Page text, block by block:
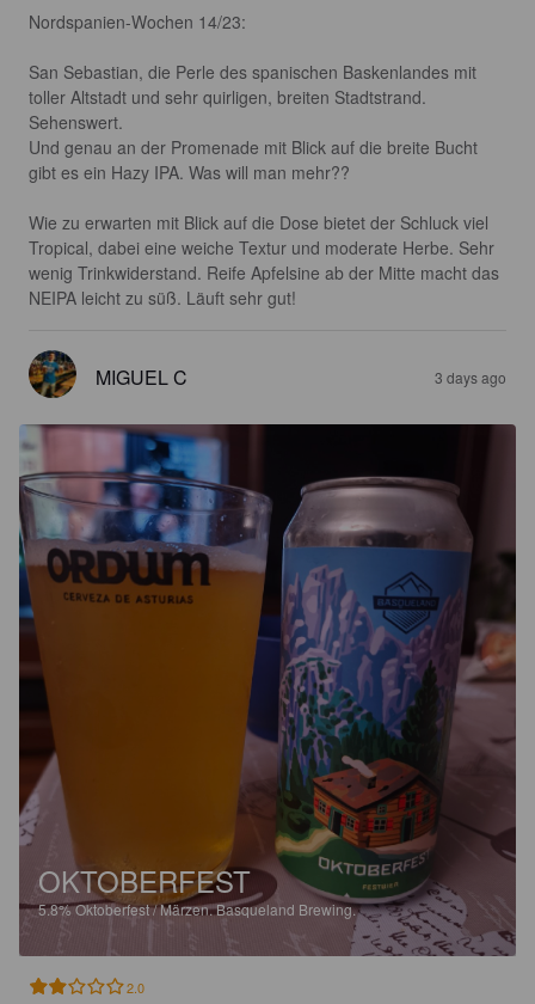
Nordspanien-Wochen 14/23:
San Sebastian, die Perle des spanischen Baskenlandes mit
toller Altstadt und sehr quirligen, breiten Stadtstrand.
Sehenswert.
Und genau an der Promenade mit Blick auf die breite Bucht
gibt es ein Hazy IPA. Was will man mehr??
Wie zu erwarten mit Blick auf die Dose bietet der Schluck viel
Tropical, dabei eine weiche Textur und moderate Herbe. Sehr
wenig Trinkwiderstand. Reife Apfelsine ab der Mitte macht das
NEIPA leicht zu süß. Läuft sehr gut!
MIGUEL C 3 days ago
OKTOBERFEST
5.8%Oktoberfest / Märzen.Basqueland Brewing.
2.0